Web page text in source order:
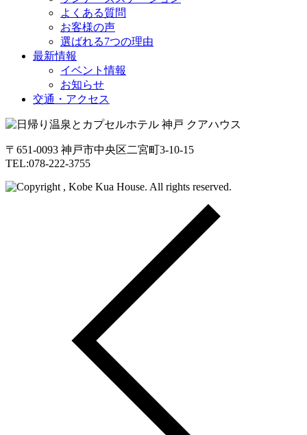
よくある質問
お客様の声
選ばれる7つの理由
最新情報
イベント情報
お知らせ
交通・アクセス
〒651-0093 神戸市中央区二宮町3-10-15
TEL:078-222-3755